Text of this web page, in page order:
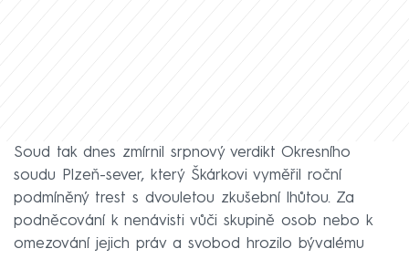
Soud tak dnes zmírnil srpnový verdikt Okresního
soudu Plzeň-sever, který Škárkovi vyměřil roční
podmíněný trest s dvouletou zkušební lhůtou. Za
podněcování k nenávisti vůči skupině osob nebo k
omezování jejich práv a svobod hrozilo bývalému